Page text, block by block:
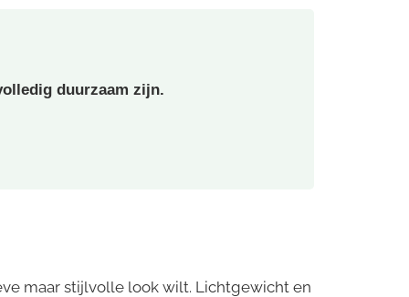
duurzaam zijn.
maar stijlvolle look wilt. Lichtgewicht en